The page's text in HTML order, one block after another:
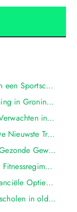
Tips en Tricks voor Het Kiezen van een Sportschool in oldenzaal
Het Belang van Persoonlijke Training in Groningse Sportscholen
Faciliteiten en Uitrusting: Wat Te Verwachten in Groningse Sportscholen
Innovaties in Fitnessapparatuur: De Nieuwste Trends in oldenzaal
Voedingsadvies in Sportscholen: Gezonde Gewoonten in oldenzaal
Het Belang van Rust en Herstel in Fitnessregimes: Tips van Groningse Professionals
Sportschool Lidmaatschap en Financiële Opties in oldenzaal: Wat Past Bij Jou?
Veelgestelde Vragen over Sportscholen in oldenzaal